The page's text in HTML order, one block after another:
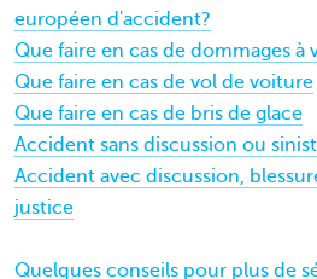
européen d'accident?
Que faire en cas de dommages à
Que faire en cas de vol de voiture
Que faire en cas de bris de glace
Accident sans discussion ou
Accident avec discussion,
justice
Quelques conseils pour plus de